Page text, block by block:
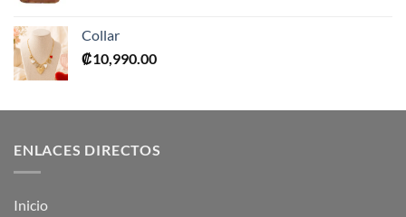
Collar
₡10,990.00
ENLACES DIRECTOS
Inicio